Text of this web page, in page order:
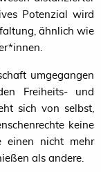
Potenzial wird
ähnlich wie
umgegangen
Freiheits- und
sich von selbst,
keine
einen nicht mehr
als andere.